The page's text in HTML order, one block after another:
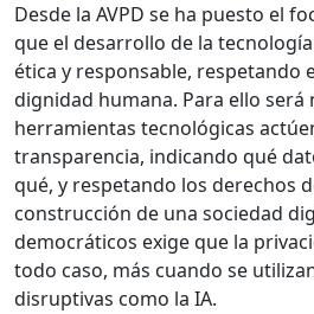
Desde la AVPD se ha puesto el
que el desarrollo de la
ética y responsable, respetando
dignidad humana. Para ello será
herramientas tecnológicas
transparencia, indicando qué
qué, y respetando los derechos
construcción de una sociedad
democráticos exige que la
todo caso, más cuando se
disruptivas como la IA.